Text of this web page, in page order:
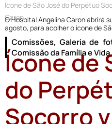
Ícone de São José do Perpétuo
Caron
O Hospital Angelina Caron abrirá
agosto, para acolher o ícone de
Comissões,Galeria de
Comissão da Família e Vida
Ícone de
do
Socorro